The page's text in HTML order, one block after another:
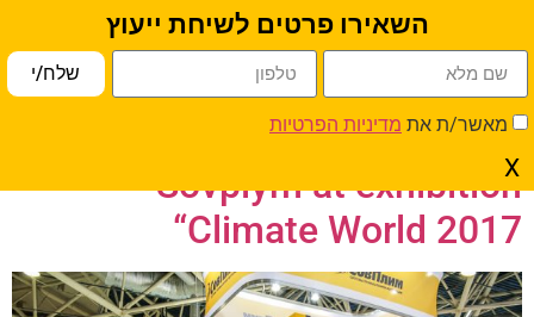
השאירו פרטים לשיחת ייעוץ
מאשר/ת את מדיניות הפרטיות
שלח/י
X
יום:15 במרץ 2017
Sovplym at exhibition
“Climate World 2017
פתח סרגל נגישות